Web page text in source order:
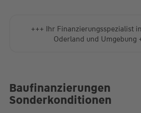
+++ Ihr Finanzierungsspezialist
Oderland und Umgebung
Baufinanzierungen
Sonderkonditionen